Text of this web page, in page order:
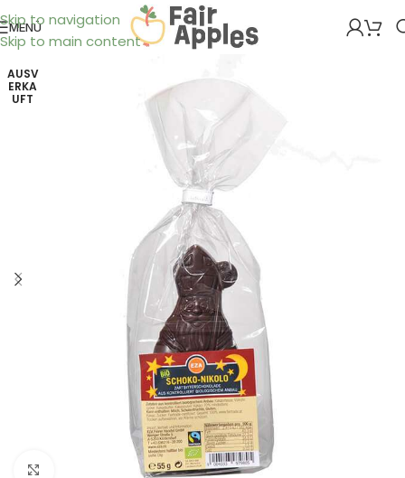
Skip to navigation
Skip to main content
MENÜ
AUSV
ERKA
UFT
Klick zum Vergrößern